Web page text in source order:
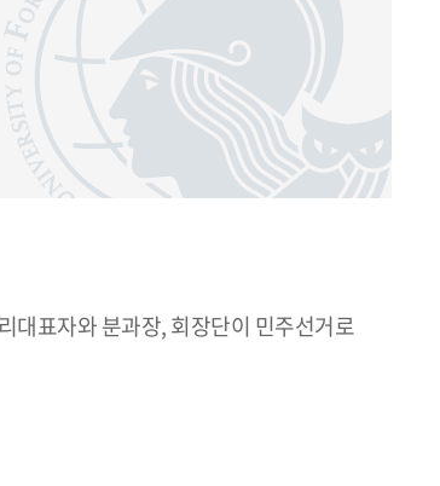
대표자와 분과장, 회장단이 민주선거로